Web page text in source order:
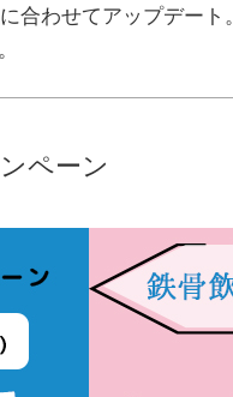
合わせてアップデート。
ペーン